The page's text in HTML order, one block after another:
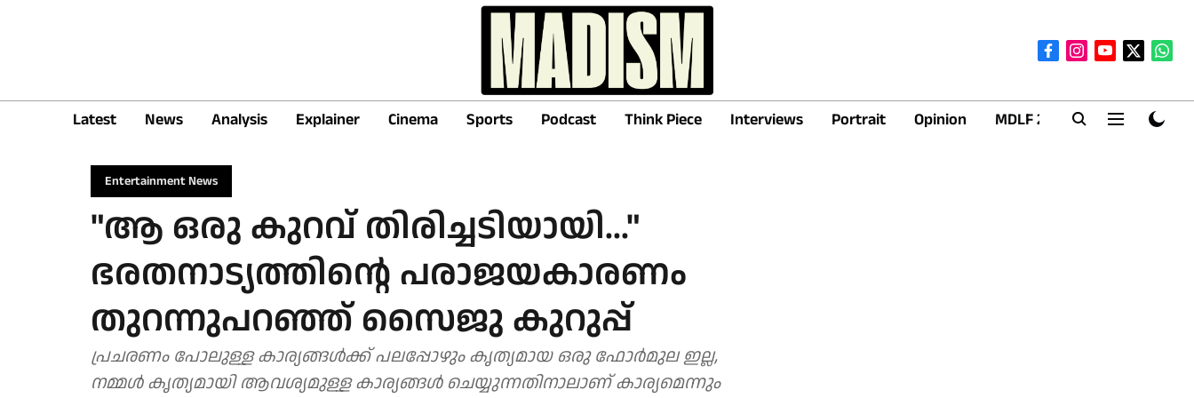
Latest News Analysis Explainer Cinema Sports Podcast Think Piece Interviews Portrait Opinion MDLF 2026
Entertainment News
"ആ ഒരു കുറവ് തിരിച്ചടിയായി..."
ഭരതനാട്യത്തിന്റെ പരാജയകാരണം
തുറന്നുപറഞ്ഞ് സൈജു കുറുപ്പ്
പ്രചരണം പോലുള്ള കാര്യങ്ങൾക്ക് പലപ്പോഴും കൃത്യമായ ഒരു ഫോർമുല ഇല്ല,
നമ്മൾ കൃത്യമായി ആവശ്യമുള്ള കാര്യങ്ങൾ ചെയ്യുന്നതിനാലാണ് കാര്യമെന്നും